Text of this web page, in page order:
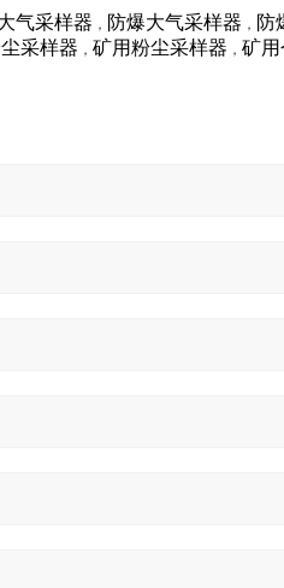
气采样器 ， 防爆大气采样器 ， 防
采样器 ， 矿用粉尘采样器 ， 矿用